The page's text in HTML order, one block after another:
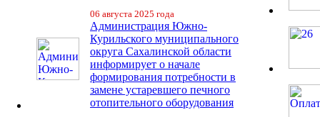
06 августа 2025 года
Администрация Южно-
Курильского муниципального
округа Сахалинской области
информирует о начале
формирования потребности в
замене устаревшего печного
отопительного оборудования